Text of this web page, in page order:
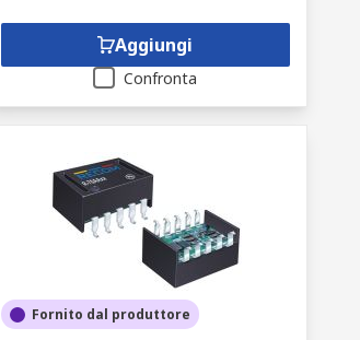
Aggiungi
Confronta
Fornito dal produttore